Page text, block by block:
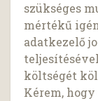
szükséges
mértékű
adatkezelő
költségét
Kérem,